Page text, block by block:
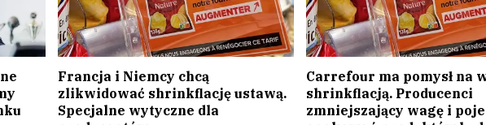
Francja i Niemcy chcą
zlikwidować shrinkflację ustawą.
Specjalne wytyczne dla
Carrefour ma pomysł na
shrinkflacją. Producenci
zmniejszający wagę i